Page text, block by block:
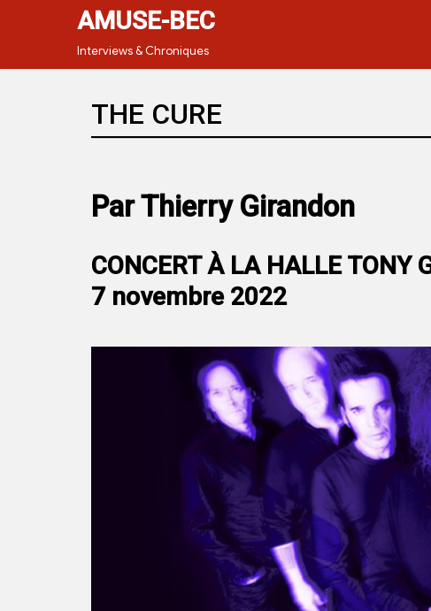
AMUSE-BEC
Interviews & Chroniques
THE CURE
Par Thierry Girandon
CONCERT À LA HALLE TONY
7 novembre 2022